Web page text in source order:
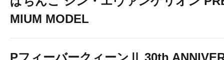
MIUM MODEL
PフィーバークィーンⅡ 30th